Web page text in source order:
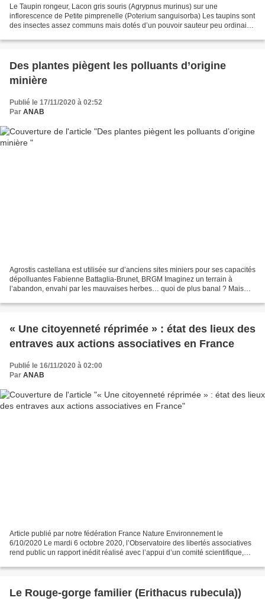
Le Taupin rongeur, Lacon gris souris (Agrypnus murinus) sur une
inflorescence de Petite pimprenelle (Poterium sanguisorba) Les taupins sont
des insectes assez communs mais dotés d’un pouvoir sauteur peu ordinaire
Des plantes piègent les polluants d’origine
minière
Publié le 17/11/2020 à 02:52
Par ANAB
Agrostis castellana est utilisée sur d’anciens sites miniers pour ses capacités
dépolluantes Fabienne Battaglia-Brunet, BRGM Imaginez un terrain à
l’abandon, envahi par les mauvaises herbes… quoi de plus banal ? Mais
« Une citoyenneté réprimée » : état des lieux des
entraves aux actions associatives en France
Publié le 16/11/2020 à 02:00
Par ANAB
Article publié par notre fédération France Nature Environnement le
6/10/2020 Le mardi 6 octobre 2020, l’Observatoire des libertés associatives
rend public un rapport inédit réalisé avec l’appui d’un comité scientifique,
Le Rouge-gorge familier (Erithacus rubecula))